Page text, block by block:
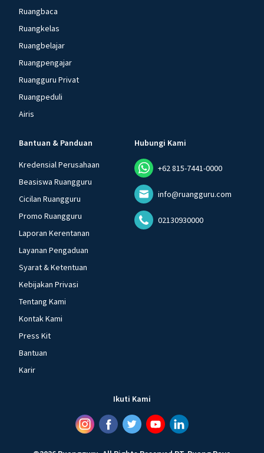
Ruangbaca
Ruangkelas
Ruangbelajar
Ruangpengajar
Ruangguru Privat
Ruangpeduli
Airis
Bantuan & Panduan
Kredensial Perusahaan
Beasiswa Ruangguru
Cicilan Ruangguru
Promo Ruangguru
Laporan Kerentanan
Layanan Pengaduan
Syarat & Ketentuan
Kebijakan Privasi
Tentang Kami
Kontak Kami
Press Kit
Bantuan
Karir
Hubungi Kami
+62 815-7441-0000
info@ruangguru.com
02130930000
Ikuti Kami